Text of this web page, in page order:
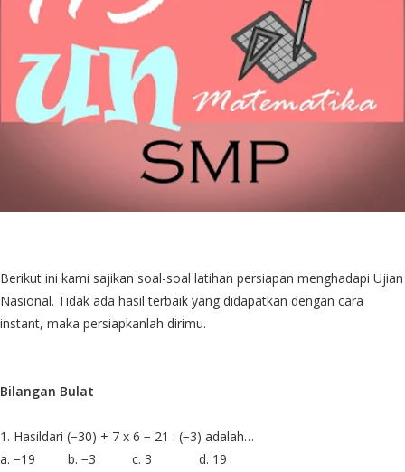
Berikut ini kami sajikan soal-soal latihan persiapan menghadapi Ujian
Nasional. Tidak ada hasil terbaik yang didapatkan dengan cara
instant, maka persiapkanlah dirimu.
Bilangan Bulat
1. Hasildari (−30) + 7 x 6 − 21 : (−3) adalah…
a. −19
b. −3 c. 3 d. 19